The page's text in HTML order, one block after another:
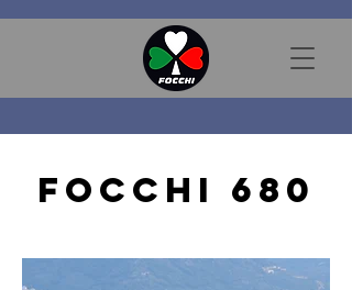
FOCCHI 680